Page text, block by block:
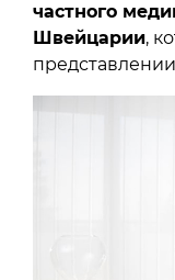
частного
Швейцарии,